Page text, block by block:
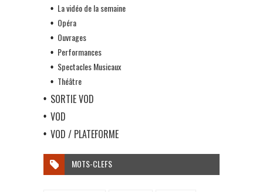
La vidéo de la semaine
Opéra
Ouvrages
Performances
Spectacles Musicaux
Théâtre
SORTIE VOD
VOD
VOD / PLATEFORME
MOTS-CLEFS